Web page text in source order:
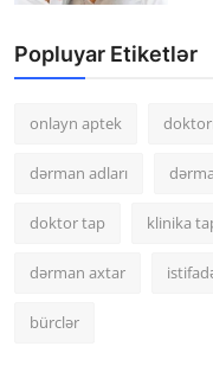
Popluyar Etiketlər
onlayn aptek
dərman adları
doktor tap klinika
dərman axtar
bürclər